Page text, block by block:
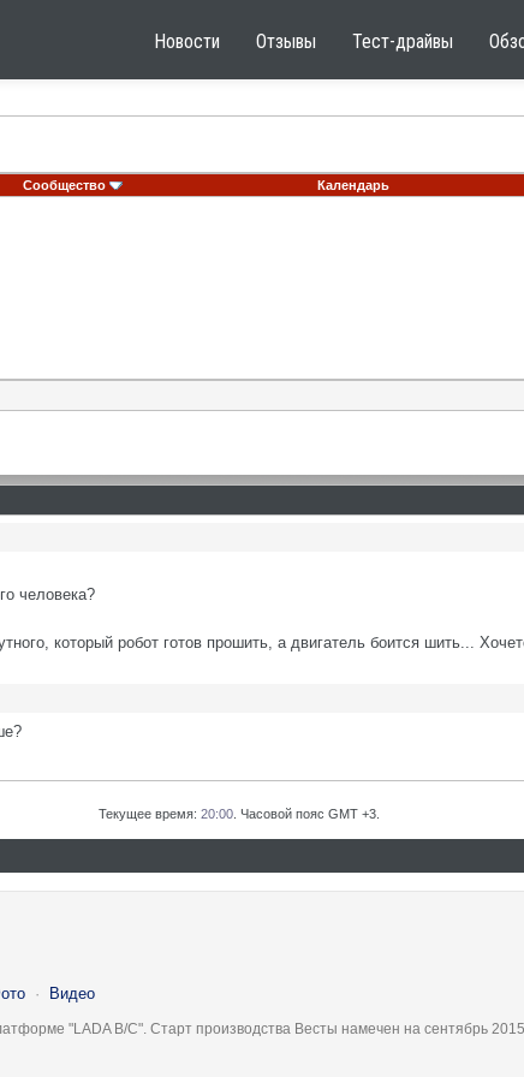
Новости Отзывы Тест-драйвы
Сообщество Календарь
человека?
который робот готов прошить, а двигатель боится шить...
Текущее время: 20:00 . Часовой пояс GMT +3.
· Видео
"LADA B/C". Старт производства Весты намечен на сентябрь